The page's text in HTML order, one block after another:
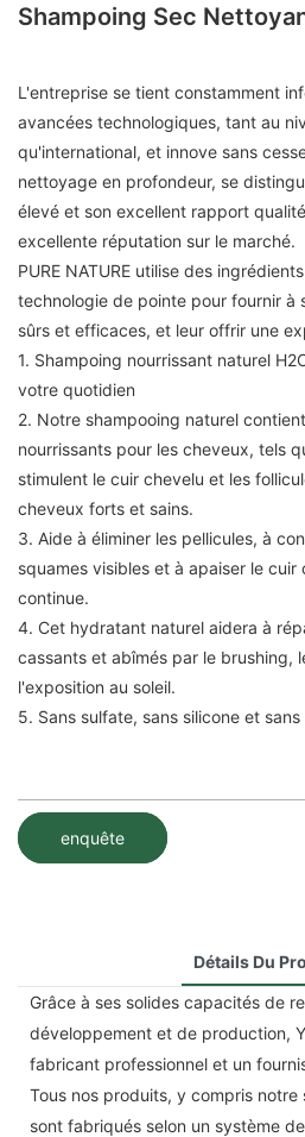
Shampoing Sec
L'entreprise se tient constamment
avancées technologiques, tant au
qu'international, et innove sans
nettoyage en profondeur, se
élevé et son excellent rapport
excellente réputation sur le marché.
PURE NATURE utilise des
technologie de pointe pour fournir à
sûrs et efficaces, et leur offrir une
1. Shampoing nourrissant naturel
votre quotidien
2. Notre shampooing naturel
nourrissants pour les cheveux, tels
stimulent le cuir chevelu et les
cheveux forts et sains.
3. Aide à éliminer les pellicules, à
squames visibles et à apaiser le
continue.
4. Cet hydratant naturel aidera à
cassants et abîmés par le brushing,
l'exposition au soleil.
5. Sans sulfate, sans silicone et
enquête
Détails Du
Grâce à ses solides capacités de
développement et de production,
fabricant professionnel et un
Tous nos produits, y compris
sont fabriqués selon un système